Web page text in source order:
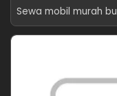
Sewa mobil murah